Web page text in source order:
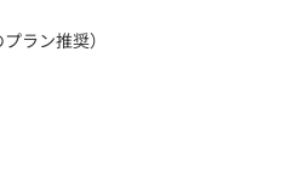
ラン推奨）